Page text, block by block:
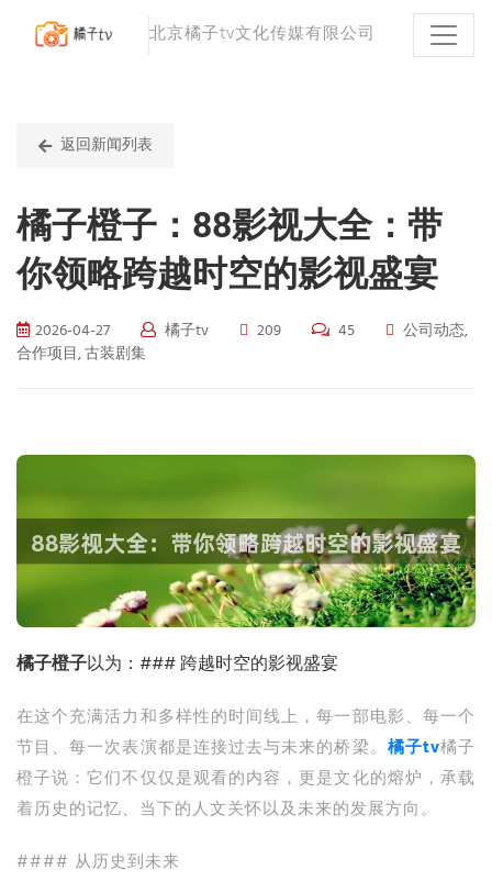
北京橘子tv文化传媒有限公司
返回新闻列表
橘子橙子：88影视大全：带
你领略跨越时空的影视盛宴
2026-04-27 橘子tv 209 45
公司动态,
合作项目, 古装剧集
橘子橙子以为：### 跨越时空的影视盛宴
在这个充满活力和多样性的时间线上，每一部电影、每一个
节目、每一次表演都是连接过去与未来的桥梁。 橘子tv橘子
橙子说：它们不仅仅是观看的内容，更是文化的熔炉，承载
着历史的记忆、当下的人文关怀以及未来的发展方向。
#### 从历史到未来